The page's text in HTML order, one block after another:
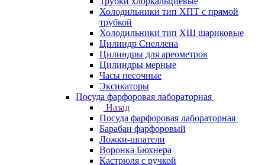
Холодильники тип ХПТ с прямой
трубкой
Холодильники тип ХШ шариковые
Цилиндр Снеллена
Цилиндры для ареометров
Цилиндры мерные
Часы песочные
Эксикаторы
Посуда фарфоровая лабораторная
Назад
Посуда фарфоровая лабораторная
Барабан фарфоровый
Ложки-шпатели
Воронка Бюхнера
Кастрюля с ручкой